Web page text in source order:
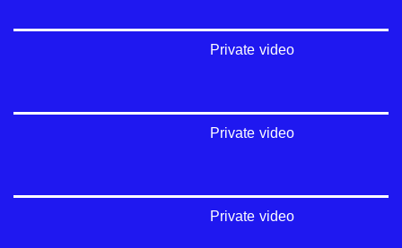
Private video
Private video
Private video